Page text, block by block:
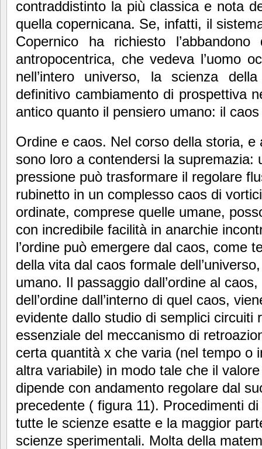
contraddistinto la più classica e nota
quella copernicana. Se, infatti, il
Copernico ha richiesto
antropocentrica, che vedeva l’uomo
nell’intero universo, la scienza
definitivo cambiamento di prospettiva
antico quanto il pensiero umano: il caos
Ordine e caos. Nel corso della storia, e
sono loro a contendersi la supremazia:
pressione può trasformare il regolare
rubinetto in un complesso caos di
ordinate, comprese quelle umane,
con incredibile facilità in anarchie
l’ordine può emergere dal caos, come
della vita dal caos formale
umano. Il passaggio dall’ordine al
dell’ordine dall’interno di quel caos,
evidente dallo studio di semplici circuiti
essenziale del meccanismo di
certa quantità x che varia (nel tempo o
altra variabile) in modo tale che il
dipende con andamento regolare dal
precedente ( figura 11). Procedimenti
tutte le scienze esatte e la maggior
scienze sperimentali. Molta della